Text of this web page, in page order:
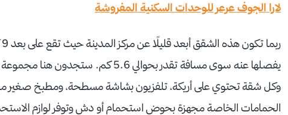
لارا الجوف عرعر للوحدات السكنية المفروشة
يفصلها عنه سوى مسافة تقدر بحوالي 5.6
وكل شقة تحتوي على أريكة، تلفزيون بشاشة مسطحة، ومطبخ صغير
الحمامات الخاصة مجهزة بحوض استحمام أو دش وتوفر لوازم